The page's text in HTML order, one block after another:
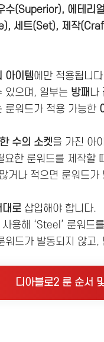
수(Superior), 에테리
세트(Set), 제작
아이템에만 적용됩니
있으며, 일부는 방패 나
룬워드가 적용 가능한
수의 소켓을 가진 아
한 룬워드를 제작할
거나 적으면 룬워드가
대로삽입해야 합니다.
사용해 ‘Steel’ 룬워드
워드가 발동되지 않고
디아블로2 룬 순서